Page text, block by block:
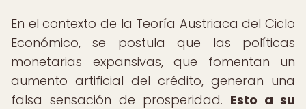
En el contexto de la Teoría Austriaca del Ciclo
Económico, se postula que las políticas
monetarias expansivas, que fomentan un
aumento artificial del crédito, generan una
falsa sensación de prosperidad. Esto a su